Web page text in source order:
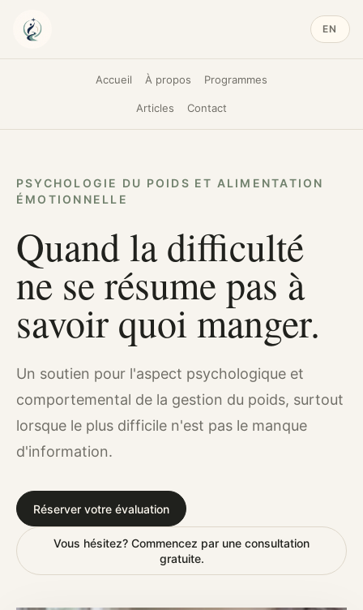
EN
Accueil À propos Programmes
Articles Contact
PSYCHOLOGIE DU POIDS ET ALIMENTATION
ÉMOTIONNELLE
Quand la difficulté
ne se résume pas à
savoir quoi manger.
Un soutien pour l'aspect psychologique et
comportemental de la gestion du poids, surtout
lorsque le plus difficile n'est pas le manque
d'information.
Réserver votre évaluation
Vous hésitez? Commencez par une consultation
gratuite.